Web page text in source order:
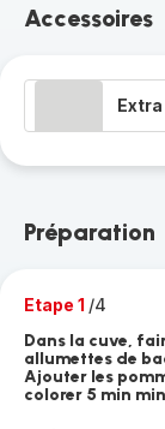
Accessoires
Préparation
Etape 1 /4
Dans la cuve,
allumettes de
Ajouter les
colorer 5 min